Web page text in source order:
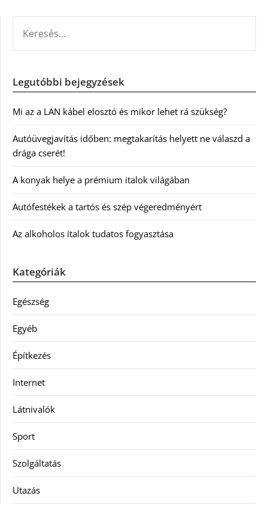
Legutóbbi bejegyzések
Mi az a LAN kábel elosztó és mikor lehet rá szükség?
Autóüvegjavítás időben: megtakarítás helyett ne válaszd a
drága cserét!
A konyak helye a prémium italok világában
Autófestékek a tartós és szép végeredményért
Az alkoholos italok tudatos fogyasztása
Kategóriák
Egészség
Egyéb
Építkezés
Internet
Látnivalók
Sport
Szolgáltatás
Utazás